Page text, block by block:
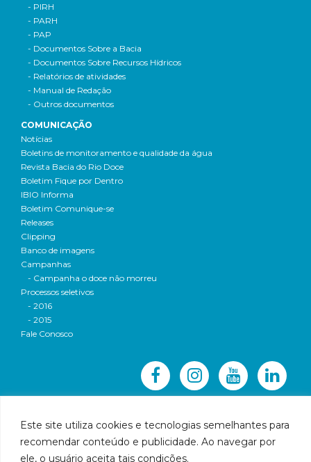
Este site utiliza cookies e tecnologias semelhantes para
recomendar conteúdo e publicidade. Ao navegar por
ele, o usuário aceita tais condições.
- PIRH
- PARH
- PAP
- Documentos Sobre a Bacia
- Documentos Sobre Recursos Hídricos
- Relatórios de atividades
- Manual de Redação
- Outros documentos
COMUNICAÇÃO
Notícias
Boletins de monitoramento e qualidade da água
Revista Bacia do Rio Doce
Boletim Fique por Dentro
IBIO Informa
Boletim Comunique-se
Releases
Clipping
Banco de imagens
Campanhas
- Campanha o doce não morreu
Processos seletivos
- 2016
- 2015
Fale Conosco
© 2016 CBH-Doce - Todos os direitos reservados